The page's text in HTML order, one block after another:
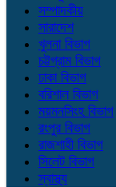
সম্পাদকীয়
সারাদেশ
খুলনা বিভাগ
চট্টগ্রাম বিভাগ
ঢাকা বিভাগ
বরিশাল বিভাগ
ময়মনসিংহ বিভাগ
রংপুর বিভাগ
রাজশাহী বিভাগ
সিলেট বিভাগ
স্বাস্থ্য